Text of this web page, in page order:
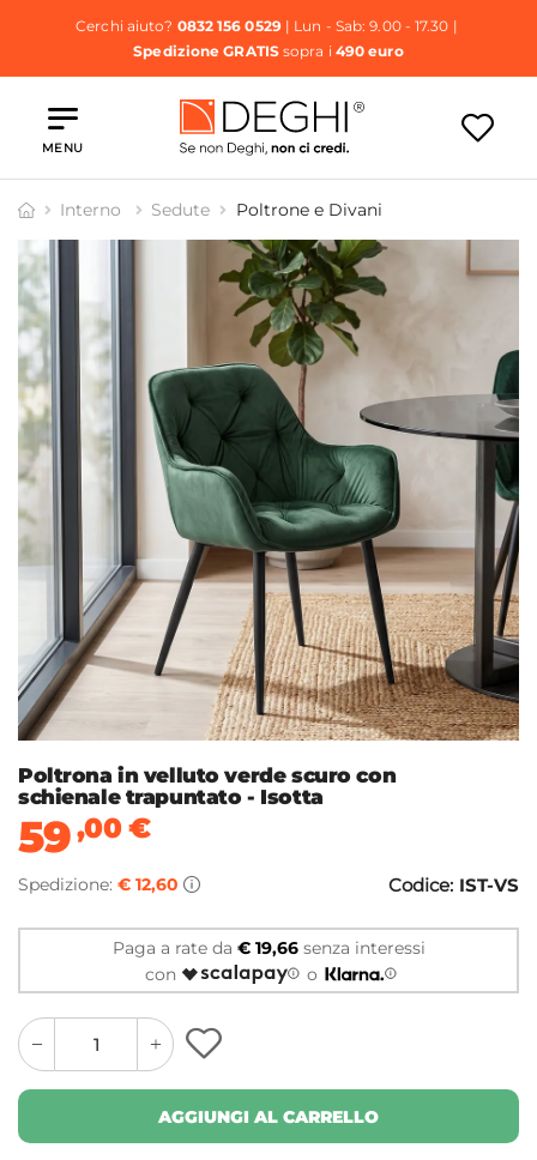
Cerchi aiuto? 0832 156 0529| Lun - Sab: 9.00 - 17.30 |
Spedizione GRATISsopra i 490 euro
MENU
Interno Sedute Poltrone e Divani
Poltrona in velluto verde scuro con
schienale trapuntato - Isotta
59,00€
Spedizione: € 12,60 Codice: IST-VS
Paga a rate da € 19,66senza interessi
con
o
quantity
button
quantity
minus
button
AGGIUNGI AL CARRELLO